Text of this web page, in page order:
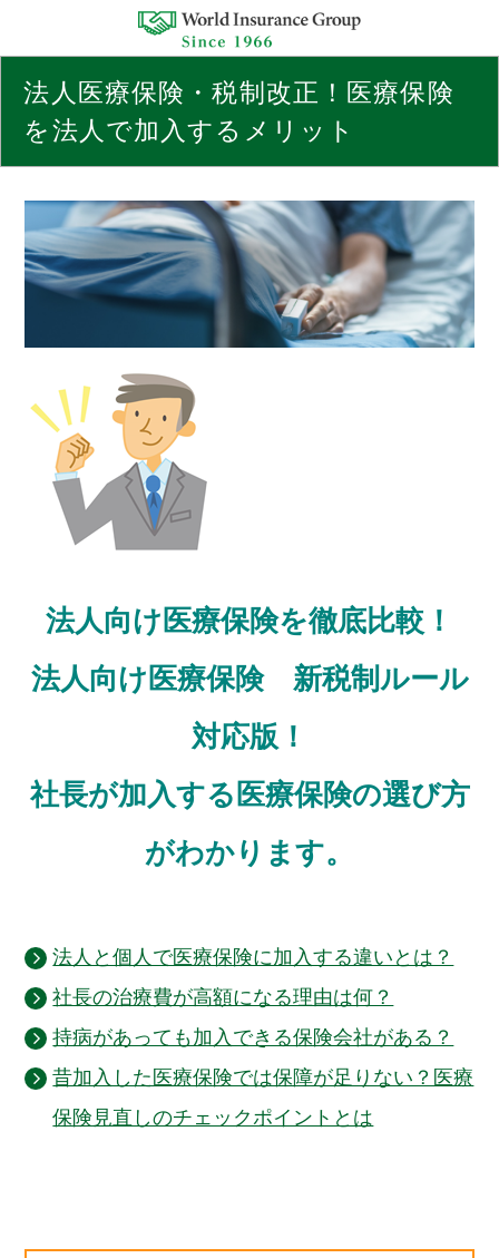
法人医療保険・税制改正！医療保険
を法人で加入するメリット
法人向け医療保険を徹底比較！
法人向け医療保険 新税制ルール
対応版！
社長が加入する医療保険の選び方
がわかります。
法人と個人で医療保険に加入する違いとは？
社長の治療費が高額になる理由は何？
持病があっても加入できる保険会社がある？
昔加入した医療保険では保障が足りない？医療
保険見直しのチェックポイントとは